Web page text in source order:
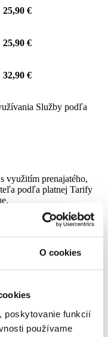
O cookies
poskytovanie funkcií
používame
25,90 €
25,90 €
32,90 €
Služby podľa
využitím prenajatého,
podľa platnej Tarify
len s využitím
platnej kampane (len
2500 je možné
platnej Tarify resp.
odbornou inštaláciou), a